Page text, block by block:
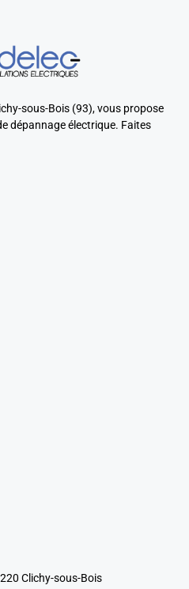
sous-Bois (93), vous propose
dépannage électrique. Faites
Clichy-sous-Bois